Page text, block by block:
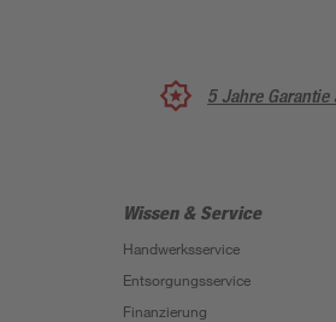
5 Jahre
Wissen & Service
Handwerksservice
Entsorgungsservice
Finanzierung